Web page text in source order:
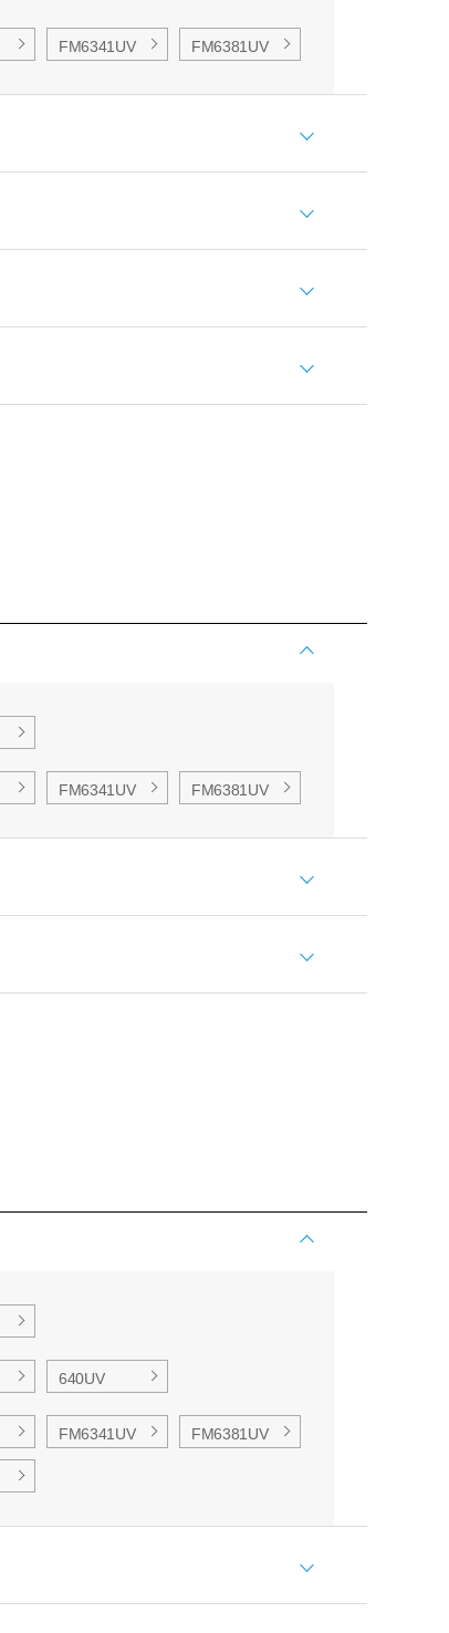
FM6341UV FM6381UV
FM6341UV FM6381UV
640UV
FM6341UV FM6381UV